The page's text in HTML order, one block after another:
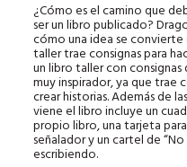
¿Cómo es el camino que
ser un libro publicado?
cómo una idea se convierte
taller trae consignas para
un libro taller con consignas
muy inspirador, ya que trae
crear historias. Además de
viene el libro incluye un
propio libro, una tarjeta
señalador y un cartel de
escribiendo.